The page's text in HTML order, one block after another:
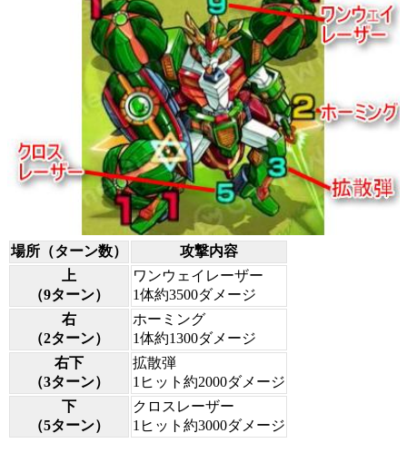
場所（ターン数）
攻撃内容
上
（9ターン）
ワンウェイレーザー
1体約3500ダメージ
右
（2ターン）
ホーミング
1体約1300ダメージ
右下
（3ターン）
拡散弾
1ヒット約2000ダメージ
下
（5ターン）
クロスレーザー
1ヒット約3000ダメージ